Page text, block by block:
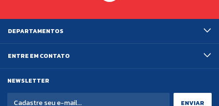
DEPARTAMENTOS
ENTRE EM CONTATO
NEWSLETTER